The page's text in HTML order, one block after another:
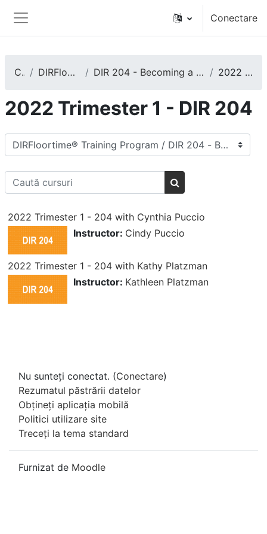
Panou lateral
Conectare
Cursuri DIRFloortime® Training Program DIR 204 - Becoming a Training Leader and/or an Expert DIRFloortime Provider 2022 Trimester 1 - DIR 204
2022 Trimester 1 - DIR 204
Categorii curs
Caută cursuri
Caută cursuri
2022 Trimester 1 - 204 with Cynthia Puccio
Instructor: Cindy Puccio
2022 Trimester 1 - 204 with Kathy Platzman
Instructor: Kathleen Platzman
Nu sunteți conectat. (Conectare)
Rezumatul păstrării datelor
Obțineți aplicația mobilă
Politici utilizare site
Treceți la tema standard
Furnizat de Moodle